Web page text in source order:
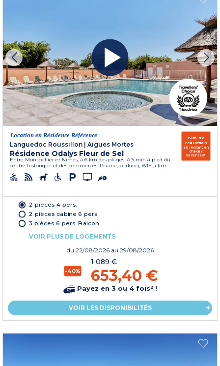
Location en Résidence Référence
Languedoc Roussillon | Aigues Mortes
Résidence Odalys Fleur de Sel
Entre Montpellier et Nîmes, à 6 km des plages. A 5 min à pied du
centre historique et des commerces. Piscine, parking, WIFI, clim.
150€ de
réduction
en réglant en
chèque
vacances*
2 pièces 4 pers.
2 pièces cabine 6 pers.
3 pièces 6 pers. Balcon
VOIR PLUS DE LOGEMENTS
du 22/08/2026 au 29/08/2026
-40%
1 089 €
653,40 €
Payez en 3 ou 4 fois² !
VOIR LES DISPONIBILITÉS